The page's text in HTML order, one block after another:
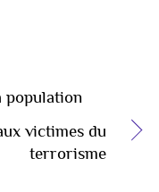
population
victimes du
terrorisme